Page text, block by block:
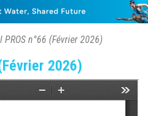
PROS n°66 (Février 2026)
2026)